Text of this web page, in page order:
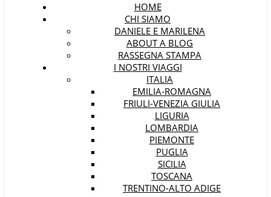
HOME
CHI SIAMO
DANIELE E MARILENA
ABOUT A BLOG
RASSEGNA STAMPA
I NOSTRI VIAGGI
ITALIA
EMILIA-ROMAGNA
FRIULI-VENEZIA GIULIA
LIGURIA
LOMBARDIA
PIEMONTE
PUGLIA
SICILIA
TOSCANA
TRENTINO-ALTO ADIGE